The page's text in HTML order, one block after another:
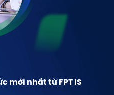
mới nhất từ FPT IS